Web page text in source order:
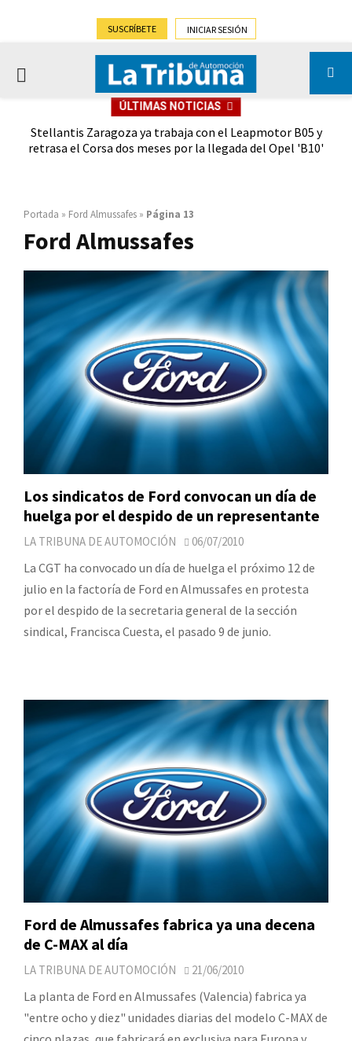
SUSCRÍBETE INICIAR SESIÓN
PRIMARY
ÚLTIMAS NOTICIAS
Stellantis Zaragoza ya trabaja con el Leapmotor B05 y
retrasa el Corsa dos meses por la llegada del Opel 'B10'
Portada » Ford Almussafes » Página 13
Ford Almussafes
Los sindicatos de Ford convocan un día de
huelga por el despido de un representante
LA TRIBUNA DE AUTOMOCIÓN 06/07/2010
La CGT ha convocado un día de huelga el próximo 12 de
julio en la factoría de Ford en Almussafes en protesta
por el despido de la secretaria general de la sección
sindical, Francisca Cuesta, el pasado 9 de junio.
Ford de Almussafes fabrica ya una decena
de C-MAX al día
LA TRIBUNA DE AUTOMOCIÓN 21/06/2010
La planta de Ford en Almussafes (Valencia) fabrica ya
"entre ocho y diez" unidades diarias del modelo C-MAX de